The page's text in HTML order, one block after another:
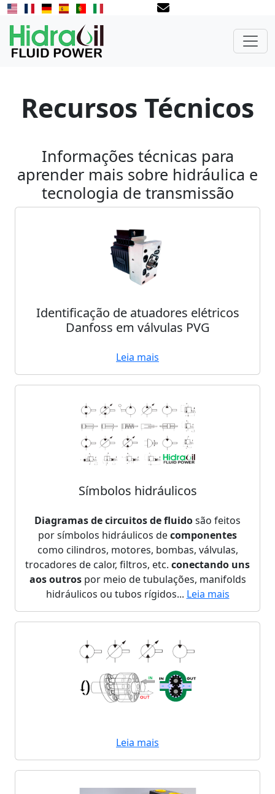
Recursos Técnicos
Informações técnicas para
aprender mais sobre hidráulica e
tecnologia de transmissão
Identificação de atuadores elétricos
Danfoss em válvulas PVG
Leia mais
Símbolos hidráulicos
Diagramas de circuitos de fluidosão feitos
por símbolos hidráulicos decomponentes
como cilindros, motores, bombas, válvulas,
trocadores de calor, filtros, etc. conectando uns
aos outrospor meio de tubulações, manifolds
hidráulicos ou tubos rígidos... Leia mais
Leia mais